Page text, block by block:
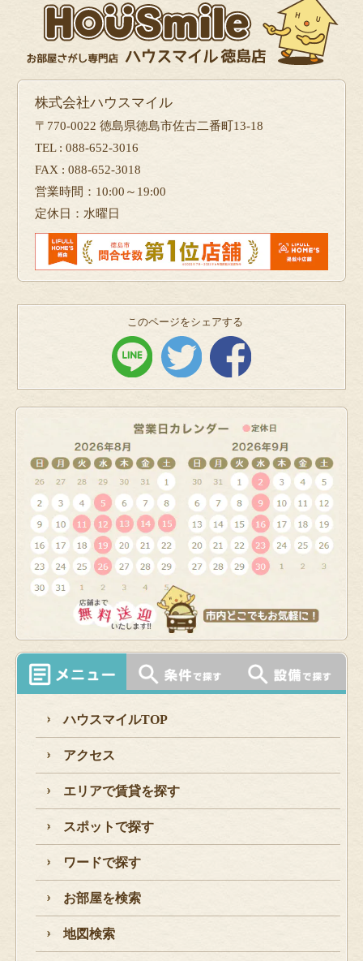
株式会社ハウスマイル
〒770-0022 徳島県徳島市佐古二番町13-18
TEL : 088-652-3016
FAX : 088-652-3018
営業時間：10:00～19:00
定休日：水曜日
このページをシェアする
ハウスマイルTOP
アクセス
エリアで賃貸を探す
スポットで探す
ワードで探す
お部屋を検索
地図検索